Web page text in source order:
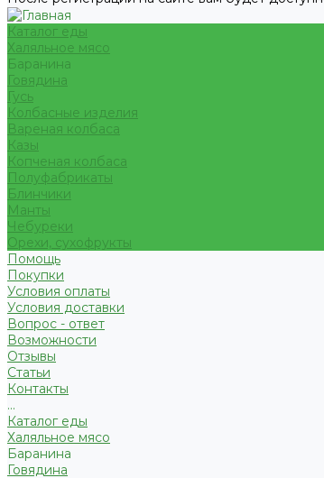
Каталог еды
Халяльное мясо
Баранина
Говядина
Гусь
Колбасные изделия
Вареная колбаса
Казы
Копченая колбаса
Полуфабрикаты
Блинчики
Манты
Чебуреки
Орехи, сухофрукты
Помощь
Покупки
Условия оплаты
Условия доставки
Вопрос - ответ
Возможности
Отзывы
Статьи
Контакты
...
Каталог еды
Халяльное мясо
Баранина
Говядина